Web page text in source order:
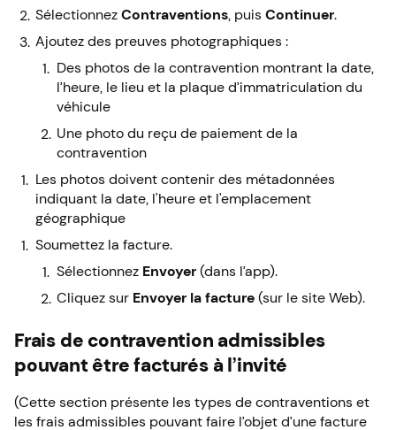
Sélectionnez Contraventions, puis Continuer.
Ajoutez des preuves photographiques :
Des photos de la contravention montrant la date,
l’heure, le lieu et la plaque d’immatriculation du
véhicule
Une photo du reçu de paiement de la
contravention
Les photos doivent contenir des métadonnées
indiquant la date, l'heure et l'emplacement
géographique
Soumettez la facture.
Sélectionnez Envoyer (dans l’app).
Cliquez sur Envoyer la facture (sur le site Web).
Frais de contravention admissibles
pouvant être facturés à l’invité
(Cette section présente les types de contraventions et
les frais admissibles pouvant faire l’objet d’une facture